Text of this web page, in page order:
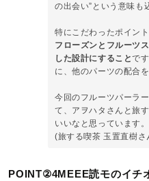
の出会い”という意味も
特にこだわったポイント
フローズンとフルーツ
した設計にすることで
に、他のパーツの配合
今回のフルーツパーラ
て、アヲハタさんと旅
いいなと思っています。
(旅する喫茶 玉置直樹さ
POINT②4MEEE読モのイチ